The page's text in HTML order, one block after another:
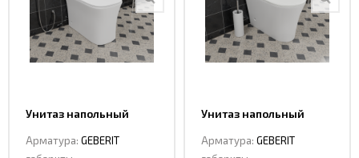
Унитаз напольный
Арматура: GEBERIT
Унитаз напольный
Арматура: GEBERIT